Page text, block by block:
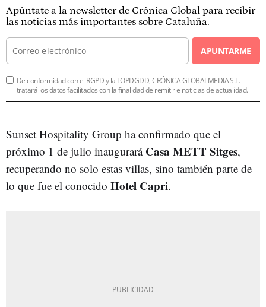
Apúntate a la newsletter de Crónica Global para recibir
las noticias más importantes sobre Cataluña.
APUNTARME
De conformidad con el RGPD y la LOPDGDD, CRÓNICA GLOBALMEDIA S.L.
tratará los datos facilitados con la finalidad de remitirle noticias de actualidad.
Sunset Hospitality Group ha confirmado que el
próximo 1 de julio inaugurará Casa METT Sitges,
recuperando no solo estas villas, sino también parte de
lo que fue el conocido Hotel Capri.